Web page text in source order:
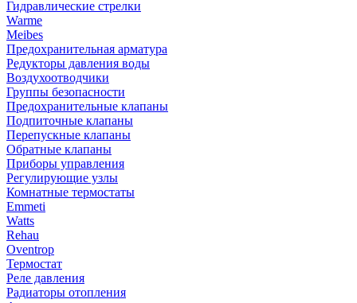
Гидравлические стрелки
Warme
Meibes
Предохранительная арматура
Редукторы давления воды
Воздухоотводчики
Группы безопасности
Предохранительные клапаны
Подпиточные клапаны
Перепускные клапаны
Обратные клапаны
Приборы управления
Регулирующие узлы
Комнатные термостаты
Emmeti
Watts
Rehau
Oventrop
Термостат
Реле давления
Радиаторы отопления